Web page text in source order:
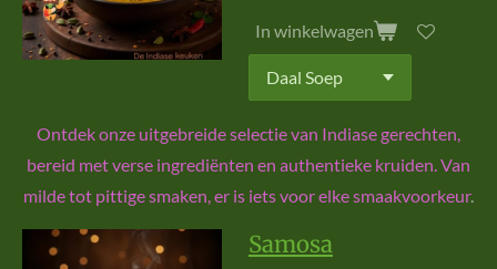
In winkelwagen
Ontdek onze uitgebreide selectie van Indiase gerechten,
bereid met verse ingrediënten en authentieke kruiden. Van
milde tot pittige smaken, er is iets voor elke smaakvoorkeur.
Samosa